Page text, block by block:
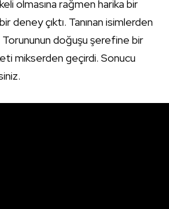
olmasına rağmen harika bir
deney çıktı. Tanınan isimlerden
doğuşu şerefine bir
mikserden geçirdi. Sonucu